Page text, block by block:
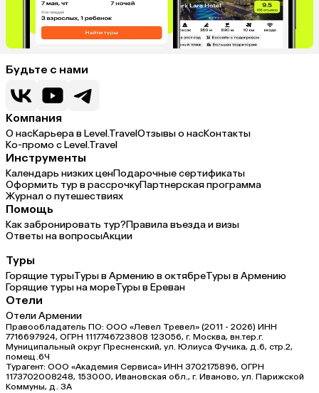
Будьте с нами
Компания
О насКарьера в Level.TravelОтзывы о насКонтакты
Ко-промо с Level.Travel
Инструменты
Календарь низких ценПодарочные сертификаты
Оформить тур в рассрочкуПартнерская программа
Журнал о путешествиях
Помощь
Как забронировать тур?Правила въезда и визы
Ответы на вопросыАкции
Туры
Горящие турыТуры в Армению в октябреТуры в Армению
Горящие туры на мореТуры в Ереван
Отели
Отели Армении
Правообладатель ПО: ООО «Левел Тревел» (2011 - 2026) ИНН
7716697924, ОГРН 1117746723808 123056, г. Москва, вн.тер.г.
Муниципальный округ Пресненский, ул. Юлиуса Фучика, д.6, стр.2,
помещ.6Ч
Турагент: ООО «Академия Сервиса» ИНН 3702175896, ОГРН
1173702008248, 153000, Ивановская обл., г. Иваново, ул. Парижской
Коммуны, д. ЗА